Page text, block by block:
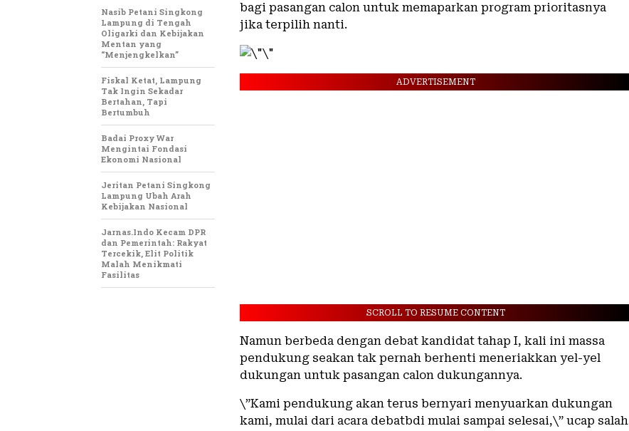
bagi pasangan calon untuk memaparkan program prioritasnya
jika terpilih nanti.
ADVERTISEMENT
SCROLL TO RESUME CONTENT
Namun berbeda dengan debat kandidat tahap I, kali ini massa
pendukung seakan tak pernah berhenti meneriakkan yel-yel
dukungan untuk pasangan calon dukungannya.
\”Kami pendukung akan terus bernyari menyuarkan dukungan
kami, mulai dari acara debatbdi mulai sampai selesai,\” ucap salah
Nasib Petani Singkong
Lampung di Tengah
Oligarki dan Kebijakan
Mentan yang
“Menjengkelkan”
Fiskal Ketat, Lampung
Tak Ingin Sekadar
Bertahan, Tapi
Bertumbuh
Badai Proxy War
Mengintai Fondasi
Ekonomi Nasional
Jeritan Petani Singkong
Lampung Ubah Arah
Kebijakan Nasional
Jarnas.Indo Kecam DPR
dan Pemerintah: Rakyat
Tercekik, Elit Politik
Malah Menikmati
Fasilitas